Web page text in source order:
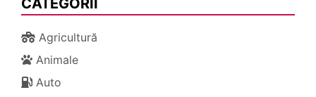
CATEGORII
Agricultură
Animale
Auto